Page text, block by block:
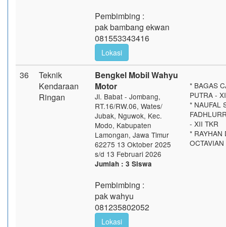
Pembimbing :
pak bambang ekwan
081553343416
Lokasi
36
Teknik
Kendaraan
Ringan
Bengkel Mobil Wahyu
Motor
Jl. Babat - Jombang,
RT.16/RW.06, Wates/
Jubak, Nguwok, Kec.
Modo, Kabupaten
Lamongan, Jawa Timur
62275 13 Oktober 2025
s/d 13 Februari 2026
Jumlah : 3 Siswa
Pembimbing :
pak wahyu
081235802052
Lokasi
* BAGAS
PUTRA -
* NAUFAL
- XII TKR
* RAYHAN